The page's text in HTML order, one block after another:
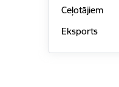
Ceļotājiem
Eksports